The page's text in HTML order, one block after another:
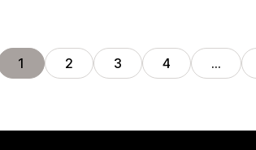
1 2 3 4 …